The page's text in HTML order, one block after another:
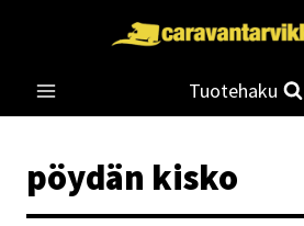
Tuotehaku
pöydän kisko